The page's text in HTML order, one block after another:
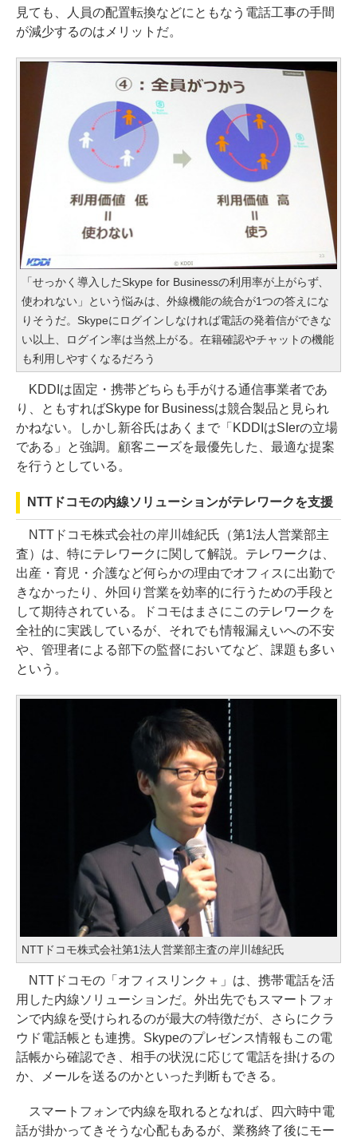
見ても、人員の配置転換などにともなう電話工事の手間
が減少するのはメリットだ。
「せっかく導入したSkype for Businessの利用率が上がらず、
使われない」という悩みは、外線機能の統合が1つの答えにな
りそうだ。Skypeにログインしなければ電話の発着信ができな
い以上、ログイン率は当然上がる。在籍確認やチャットの機能
も利用しやすくなるだろう
KDDIは固定・携帯どちらも手がける通信事業者であ
り、ともすればSkype for Businessは競合製品と見られ
かねない。しかし新谷氏はあくまで「KDDIはSIerの立場
である」と強調。顧客ニーズを最優先した、最適な提案
を行うとしている。
NTTドコモの内線ソリューションがテレワークを支援
NTTドコモ株式会社の岸川雄紀氏（第1法人営業部主
査）は、特にテレワークに関して解説。テレワークは、
出産・育児・介護など何らかの理由でオフィスに出勤で
きなかったり、外回り営業を効率的に行うための手段と
して期待されている。ドコモはまさにこのテレワークを
全社的に実践しているが、それでも情報漏えいへの不安
や、管理者による部下の監督においてなど、課題も多い
という。
NTTドコモ株式会社第1法人営業部主査の岸川雄紀氏
NTTドコモの「オフィスリンク＋」は、携帯電話を活
用した内線ソリューションだ。外出先でもスマートフォ
ンで内線を受けられるのが最大の特徴だが、さらにクラ
ウド電話帳とも連携。Skypeのプレゼンス情報もこの電
話帳から確認でき、相手の状況に応じて電話を掛けるの
か、メールを送るのかといった判断もできる。
スマートフォンで内線を取れるとなれば、四六時中電
話が掛かってきそうな心配もあるが、業務終了後にモー